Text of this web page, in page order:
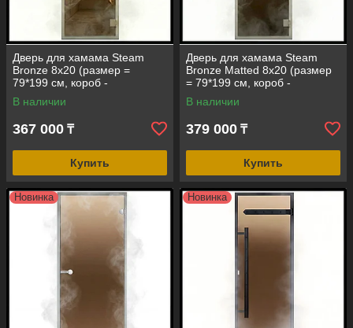
Дверь для хамама Steam
Bronze 8х20 (размер =
79*199 см, короб -
алюминий, стекло - бронза
прозрачное, с порогом)
В наличии
367 000 ₸
Купить
Дверь для хамама Steam
Bronze Matted 8х20 (размер
= 79*199 см, короб -
алюминий, стекло - бронза
матовое, с порогом)
В наличии
379 000 ₸
Купить
Новинка Новинка